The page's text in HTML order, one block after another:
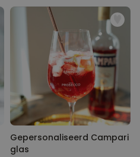
Gepersonaliseerd Campari
glas